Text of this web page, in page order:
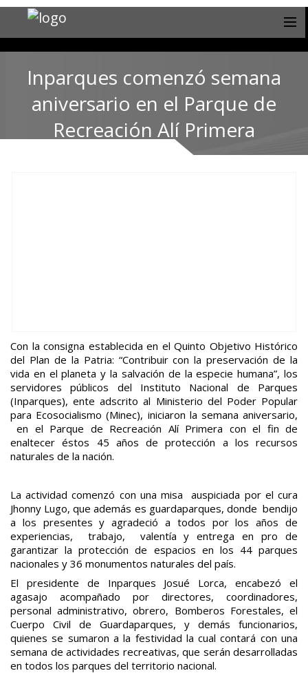
Inparques comenzó semana
aniversario en el Parque de
Recreación Alí Primera
Con la consigna establecida en el Quinto Objetivo Histórico
del Plan de la Patria: “Contribuir con la preservación de la
vida en el planeta y la salvación de la especie humana”, los
servidores públicos del Instituto Nacional de Parques
(Inparques), ente adscrito al Ministerio del Poder Popular
para Ecosocialismo (Minec), iniciaron la semana aniversario,
en el Parque de Recreación Alí Primera con el fin de
enaltecer éstos 45 años de protección a los recursos
naturales de la nación.
La actividad comenzó con una misa auspiciada por el cura
Jhonny Lugo, que además es guardaparques, donde bendijo
a los presentes y agradeció a todos por los años de
experiencias, trabajo, valentía y entrega en pro de
garantizar la protección de espacios en los 44 parques
nacionales y 36 monumentos naturales del país.
El presidente de Inparques Josué Lorca, encabezó el
agasajo acompañado por directores, coordinadores,
personal administrativo, obrero, Bomberos Forestales, el
Cuerpo Civil de Guardaparques, y demás funcionarios,
quienes se sumaron a la festividad la cual contará con una
semana de actividades recreativas, que serán desarrolladas
en todos los parques del territorio nacional.